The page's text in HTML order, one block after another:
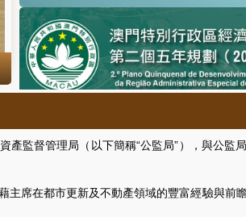
監督管理局（以下簡稱“公監局”），與公監
席在都市更新及不動產領域的豐富經驗與前